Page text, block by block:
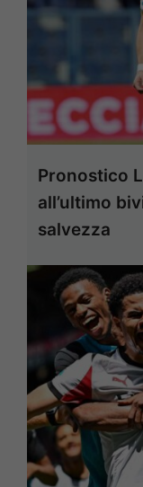
Pronostico
all’ultimo
salvezza